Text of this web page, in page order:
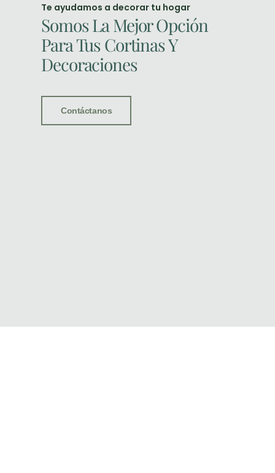
Te ayudamos a decorar tu hogar
Somos La Mejor Opción
Para Tus Cortinas Y
Decoraciones
Contáctanos